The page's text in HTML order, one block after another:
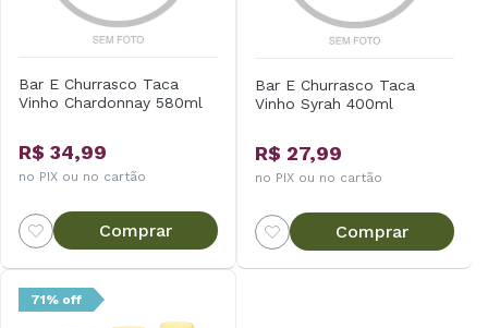
Bar E Churrasco Taca
Vinho Chardonnay 580ml
R$ 34,99
no PIX ou no cartão
Comprar
Bar E Churrasco Taca
Vinho Syrah 400ml
R$ 27,99
no PIX ou no cartão
Comprar
71% off